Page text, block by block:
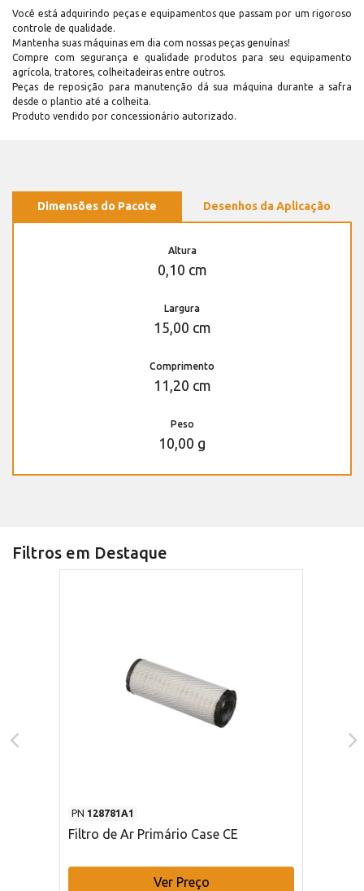
Você está adquirindo peças e equipamentos que passam por um rigoroso
controle de qualidade.
Mantenha suas máquinas em dia com nossas peças genuínas!
Compre com segurança e qualidade produtos para seu equipamento
agrícola, tratores, colheitadeiras entre outros.
Peças de reposição para manutenção dá sua máquina durante a safra
desde o plantio até a colheita.
Produto vendido por concessionário autorizado.
Dimensões do Pacote Desenhos da Aplicação
Altura
0,10 cm
Largura
15,00 cm
Comprimento
11,20 cm
Peso
10,00 g
Filtros em Destaque
PN 128781A1
Filtro de Ar Primário Case CE
Ver Preço